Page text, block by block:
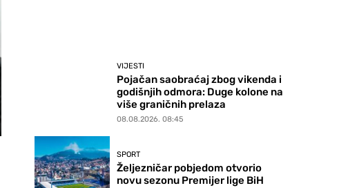
VIJESTI
Pojačan saobraćaj zbog vikenda i
godišnjih odmora: Duge kolone na
više graničnih prelaza
08.08.2026. 08:45
SPORT
Željezničar pobjedom otvorio
novu sezonu Premijer lige BiH